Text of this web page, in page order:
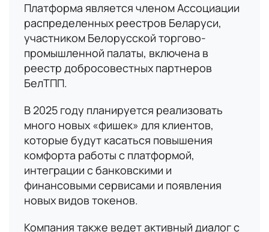
Платформа является членом Ассоциации
распределенных реестров Беларуси,
участником Белорусской торгово-
промышленной палаты, включена в
реестр добросовестных партнеров
БелТПП.
В 2025 году планируется реализовать
много новых «фишек» для клиентов,
которые будут касаться повышения
комфорта работы с платформой,
интеграции с банковскими и
финансовыми сервисами и появления
новых видов токенов.
Компания также ведет активный диалог с